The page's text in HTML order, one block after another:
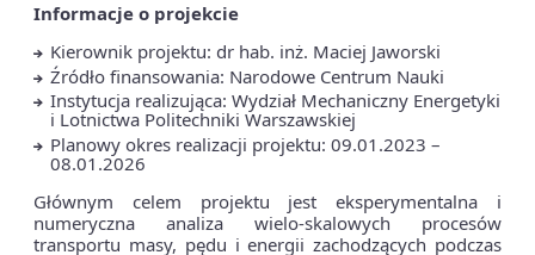
Informacje o projekcie
Kierownik projektu: dr hab. inż. Maciej Jaworski
Źródło finansowania: Narodowe Centrum Nauki
Instytucja realizująca: Wydział Mechaniczny Energetyki
i Lotnictwa Politechniki Warszawskiej
Planowy okres realizacji projektu: 09.01.2023 –
08.01.2026
Głównym celem projektu jest eksperymentalna i
numeryczna analiza wielo-skalowych procesów
transportu masy, pędu i energii zachodzących podczas